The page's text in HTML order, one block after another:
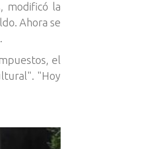
modificó la
Ahora se
el
"Hoy